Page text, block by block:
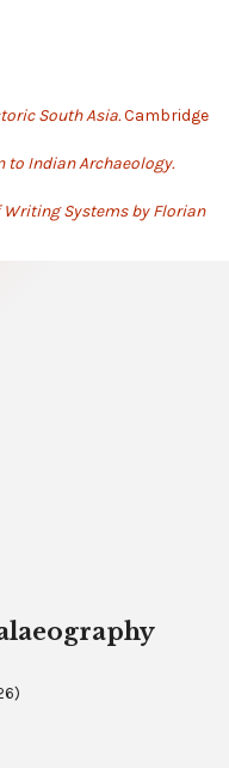
South Asia.Cambridge
to Indian Archaeology.
Systems by Florian
)